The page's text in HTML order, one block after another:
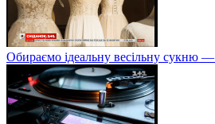
Обираємо ідеальну весільну сукню